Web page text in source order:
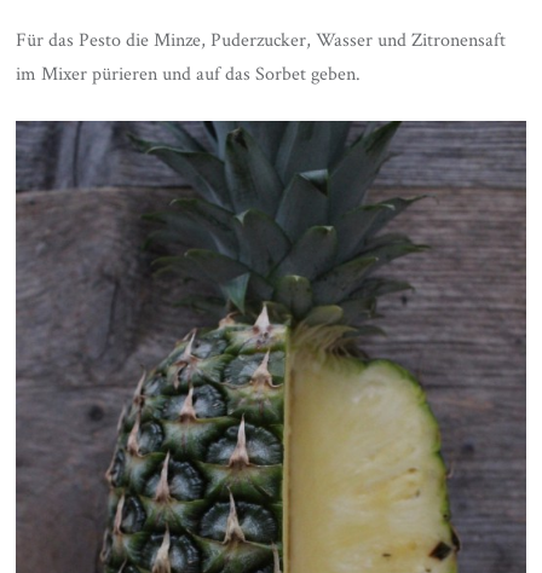
Für das Pesto die Minze, Puderzucker, Wasser und Zitronensaft
im Mixer pürieren und auf das Sorbet geben.